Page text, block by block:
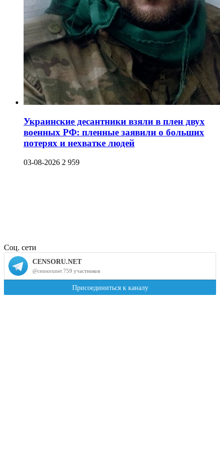
Украинские десантники взяли в плен двух
военных РФ: пленные заявили о больших
потерях и нехватке людей
03-08-2026 2 959
Соц. сети